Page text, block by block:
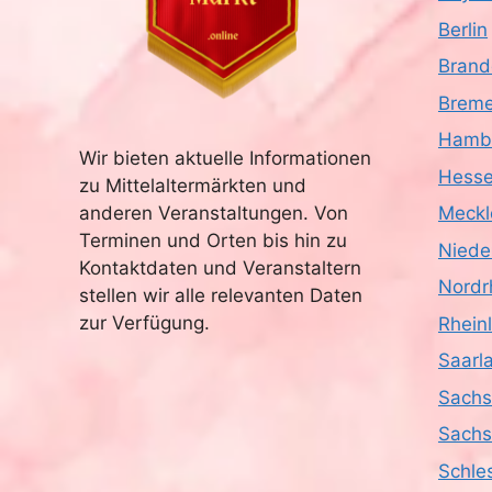
Wir bieten aktuelle Informationen
zu Mittelaltermärkten und
anderen Veranstaltungen. Von
Terminen und Orten bis hin zu
Kontaktdaten und Veranstaltern
stellen wir alle relevanten Daten
zur Verfügung.
Berlin